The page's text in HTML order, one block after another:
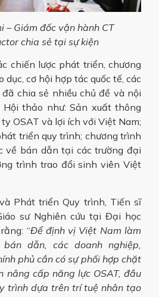
– Giám đốc vận hành CT
chia sẻ tại sự kiện
chiến lược phát triển, chương
dục, cơ hội hợp tác quốc tế, các
chia sẻ nhiều chủ đề và nội
thảo như: Sản xuất thông
OSAT và lợi ích với Việt Nam;
triển quy trình; chương trình
về bán dẫn tại các trường đại
trình trao đổi sinh viên Việt
Phát triển Quy trình, Tiến sĩ
sư Nghiên cứu tại Đại học
“Để định vị Việt Nam làm
dẫn, các doanh nghiệp,
phủ cần có sự phối hợp chặt
nâng cấp năng lực OSAT, đầu
trình dựa trên trí tuệ nhân tạo